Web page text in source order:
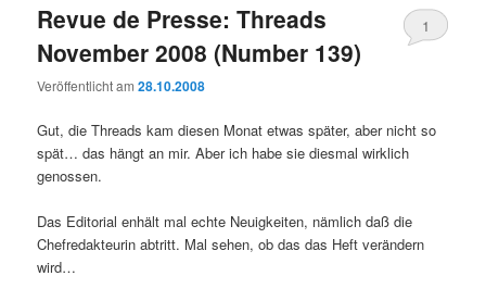
Revue de Presse: Threads
November 2008 (Number 139)
Veröffentlicht am28.10.2008
1
Gut, die Threads kam diesen Monat etwas später, aber nicht so
spät… das hängt an mir. Aber ich habe sie diesmal wirklich
genossen.
Das Editorial enhält mal echte Neuigkeiten, nämlich daß die
Chefredakteurin abtritt. Mal sehen, ob das das Heft verändern
wird…